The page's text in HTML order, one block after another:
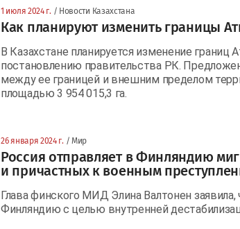
1 июля 2024 г. / Новости Казахстана
Как планируют изменить границы
В Казахстане планируется изменение границ
постановлению правительства РК.
между ее границей и внешним пределом
площадью 3 954 015,3 га.
26 января 2024 г. / Мир
Россия отправляет в Финляндию
и причастных к военным
Глава финского МИД Элина Валтонен
Финляндию с целью внутренней